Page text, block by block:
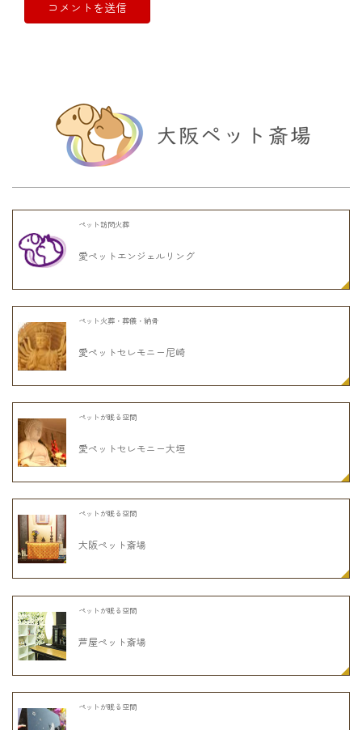
ペット訪問火葬
愛ペットエンジェルリング
ペット火葬・葬儀・納骨
愛ペットセレモニー尼崎
ペットが眠る空間
愛ペットセレモニー大垣
ペットが眠る空間
大阪ペット斎場
ペットが眠る空間
芦屋ペット斎場
ペットが眠る空間